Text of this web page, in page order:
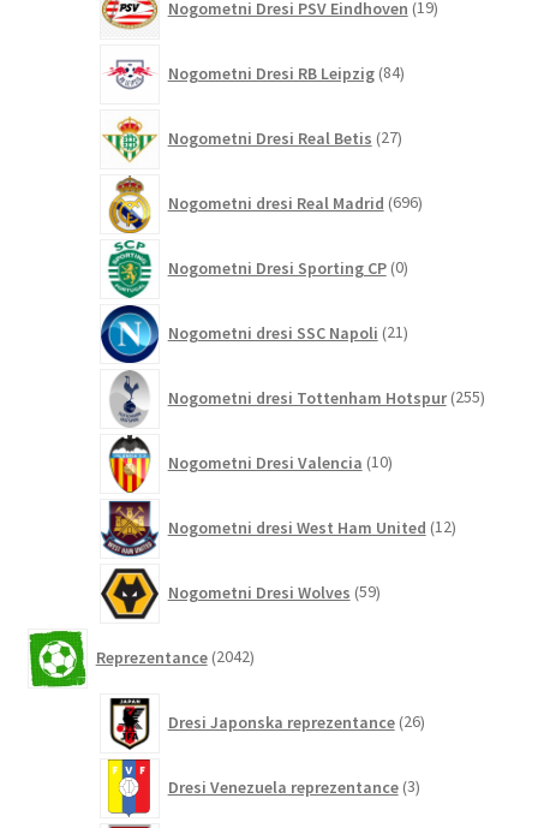
Nogometni Dresi PSV Eindhoven 19izdelkov
Nogometni Dresi RB Leipzig 84izdelkov
Nogometni Dresi Real Betis 27izdelkov
Nogometni dresi Real Madrid 696izdelkov
Nogometni Dresi Sporting CP 0izdelkov
Nogometni dresi SSC Napoli 21izdelkov
Nogometni dresi Tottenham Hotspur 255
Nogometni Dresi Valencia 10izdelkov
Nogometni dresi West Ham United 12izdelkov
Nogometni Dresi Wolves 59izdelkov
Reprezentance 2042izdelkov
Dresi Japonska reprezentance 26izdelkov
Dresi Venezuela reprezentance 3izdelki